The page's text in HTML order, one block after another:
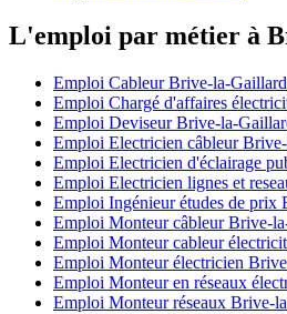
L'emploi par métier à
Emploi Cableur Brive-la-
Emploi Chargé d'affaires
Emploi Deviseur Brive-la-
Emploi Electricien câbleur
Emploi Electricien d'éclairage
Emploi Electricien lignes et
Emploi Ingénieur études de prix
Emploi Monteur câbleur Brive-
Emploi Monteur cableur
Emploi Monteur électricien
Emploi Monteur en réseaux
Emploi Monteur réseaux Brive-